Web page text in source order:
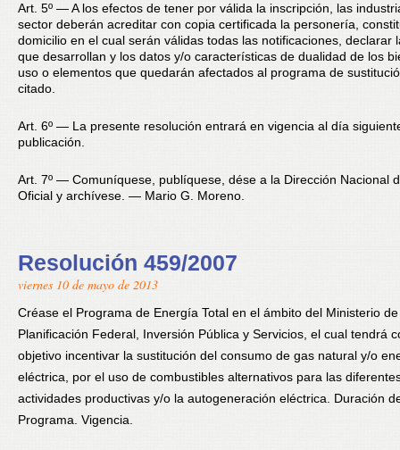
Art. 5º — A los efectos de tener por válida la inscripción, las
sector deberán acreditar con copia certificada la personería,
domicilio en el cual serán válidas todas las notificaciones, declarar
que desarrollan y los datos y/o características de dualidad de los
uso o elementos que quedarán afectados al programa de
citado.
Art. 6º — La presente resolución entrará en vigencia al día
publicación.
Art. 7º — Comuníquese, publíquese, dése a la Dirección Nacional
Oficial y archívese. — Mario G. Moreno.
Resolución 459/2007
viernes 10 de mayo de 2013
Créase el Programa de Energía Total en el ámbito del Ministerio de
Planificación Federal, Inversión Pública y Servicios, el cual tendrá
objetivo incentivar la sustitución del consumo de gas natural y/o
eléctrica, por el uso de combustibles alternativos para las
actividades productivas y/o la autogeneración eléctrica. Duración
Programa. Vigencia.